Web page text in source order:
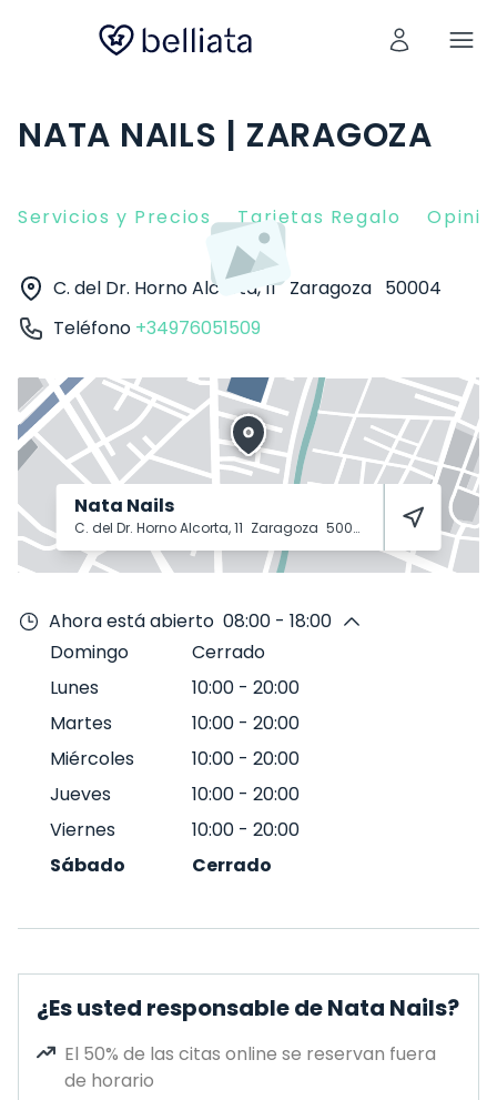
NATA NAILS | ZARAGOZA
Servicios y Precios Tarjetas Regalo
C. del Dr. Horno Alcorta, 11 Zaragoza 50004
Teléfono +34976051509
Nata Nails
C. del Dr. Horno Alcorta, 11 Zaragoza 50004
Ahora está abierto 08:00 - 18:00
Domingo
Cerrado
Lunes
10:00 - 20:00
Martes
10:00 - 20:00
Miércoles
10:00 - 20:00
Jueves
10:00 - 20:00
Viernes
10:00 - 20:00
Sábado
Cerrado
¿Es usted responsable de Nata Nails?
El 50% de las citas online se reservan fuera
de horario